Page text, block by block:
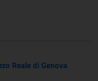
Reale di Genova